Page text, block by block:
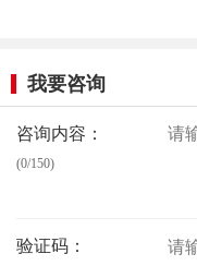
我要咨询
咨询内容：
(0/150)
验证码：